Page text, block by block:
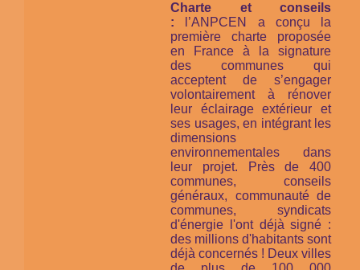
Charte et conseils
: l’ANPCEN a conçu la
première charte proposée
en France à la signature
des communes qui
acceptent de s’engager
volontairement à rénover
leur éclairage extérieur et
ses usages, en intégrant les
dimensions
environnementales dans
leur projet. Près de 400
communes, conseils
généraux, communauté de
communes, syndicats
d'énergie l'ont déjà signé :
des millions d'habitants sont
déjà concernés ! Deux villes